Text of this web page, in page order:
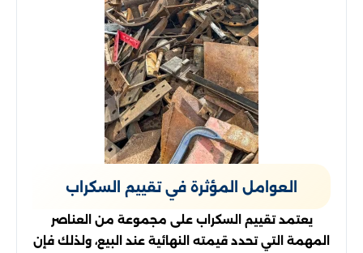
العوامل المؤثرة في تقييم السكراب
يعتمد تقييم السكراب على مجموعة من العناصر
المهمة التي تحدد قيمته النهائية عند البيع، ولذلك فإن